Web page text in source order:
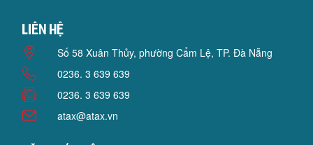
Liên hệ
Số 58 Xuân Thủy, phường Cẩm Lệ, TP. Đà Nẵng
0236. 3 639 639
0236. 3 639 639
atax@atax.vn